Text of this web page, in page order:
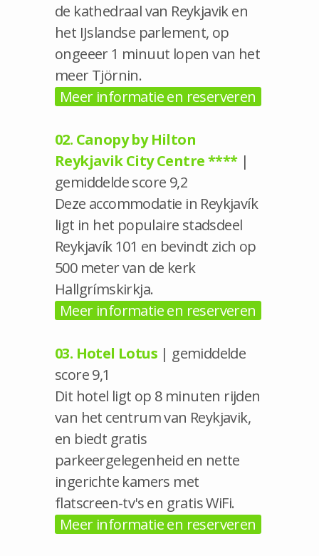
de kathedraal van Reykjavik en
het IJslandse parlement, op
ongeeer 1 minuut lopen van het
meer Tjörnin.
Meer informatie en reserveren
02. Canopy by Hilton
Reykjavik City Centre ****|
gemiddelde score 9,2
Deze accommodatie in Reykjavík
ligt in het populaire stadsdeel
Reykjavík 101 en bevindt zich op
500 meter van de kerk
Hallgrímskirkja.
Meer informatie en reserveren
03. Hotel Lotus | gemiddelde
score 9,1
Dit hotel ligt op 8 minuten rijden
van het centrum van Reykjavik,
en biedt gratis
parkeergelegenheid en nette
ingerichte kamers met
flatscreen-tv's en gratis WiFi.
Meer informatie en reserveren